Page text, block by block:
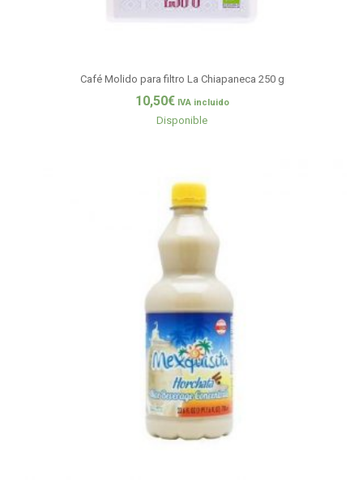
Café Molido para filtro La Chiapaneca 250 g
10,50€ IVA incluido
Disponible